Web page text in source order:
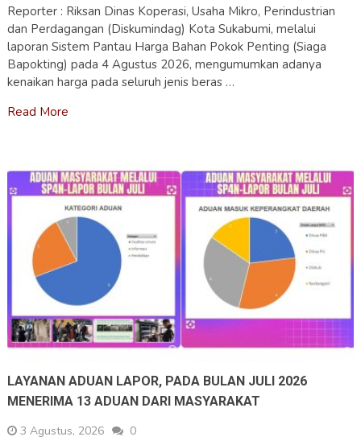
Reporter : Riksan Dinas Koperasi, Usaha Mikro, Perindustrian
dan Perdagangan (Diskumindag) Kota Sukabumi, melalui
laporan Sistem Pantau Harga Bahan Pokok Penting (Siaga
Bapokting) pada 4 Agustus 2026, mengumumkan adanya
kenaikan harga pada seluruh jenis beras …
Read More
LAYANAN ADUAN LAPOR, PADA BULAN JULI 2026
MENERIMA 13 ADUAN DARI MASYARAKAT
3 Agustus, 2026
0